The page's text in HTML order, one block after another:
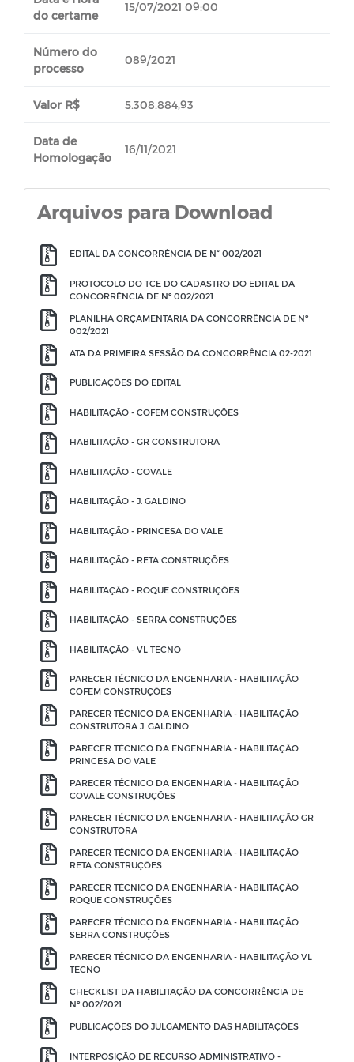
do certame
15/07/2021 09:00
Número do
processo
089/2021
Valor R$ 5.308.884,93
Data de
Homologação
16/11/2021
Arquivos para Download
EDITAL DA CONCORRÊNCIA DE N° 002/2021
PROTOCOLO DO TCE DO CADASTRO DO EDITAL DA
CONCORRÊNCIA DE Nº 002/2021
PLANILHA ORÇAMENTARIA DA CONCORRÊNCIA DE Nº
002/2021
ATA DA PRIMEIRA SESSÃO DA CONCORRÊNCIA 02-2021
PUBLICAÇÕES DO EDITAL
HABILITAÇÃO - COFEM CONSTRUÇÕES
HABILITAÇÃO - GR CONSTRUTORA
HABILITAÇÃO - COVALE
HABILITAÇÃO - J. GALDINO
HABILITAÇÃO - PRINCESA DO VALE
HABILITAÇÃO - RETA CONSTRUÇÕES
HABILITAÇÃO - ROQUE CONSTRUÇÕES
HABILITAÇÃO - SERRA CONSTRUÇÕES
HABILITAÇÃO - VL TECNO
PARECER TÉCNICO DA ENGENHARIA - HABILITAÇÃO
COFEM CONSTRUÇÕES
PARECER TÉCNICO DA ENGENHARIA - HABILITAÇÃO
CONSTRUTORA J. GALDINO
PARECER TÉCNICO DA ENGENHARIA - HABILITAÇÃO
PRINCESA DO VALE
PARECER TÉCNICO DA ENGENHARIA - HABILITAÇÃO
COVALE CONSTRUÇÕES
PARECER TÉCNICO DA ENGENHARIA - HABILITAÇÃO GR
CONSTRUTORA
PARECER TÉCNICO DA ENGENHARIA - HABILITAÇÃO
RETA CONSTRUÇÕES
PARECER TÉCNICO DA ENGENHARIA - HABILITAÇÃO
ROQUE CONSTRUÇÕES
PARECER TÉCNICO DA ENGENHARIA - HABILITAÇÃO
SERRA CONSTRUÇÕES
PARECER TÉCNICO DA ENGENHARIA - HABILITAÇÃO VL
TECNO
CHECKLIST DA HABILITAÇÃO DA CONCORRÊNCIA DE
Nº 002/2021
PUBLICAÇÕES DO JULGAMENTO DAS HABILITAÇÕES
INTERPOSIÇÃO DE RECURSO ADMINISTRATIVO -